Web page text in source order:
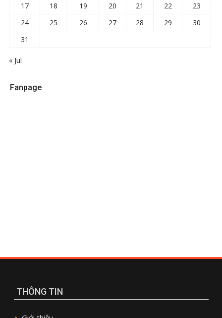
17
18 19 20 21 22
23
24
25 26 27 28 29
30
31
« Jul
Fanpage
THÔNG TIN